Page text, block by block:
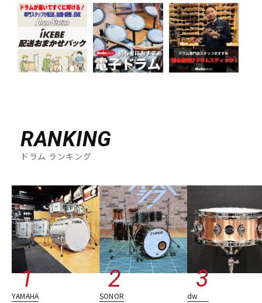
中古 ヴィンテージ
RANKING
ドラム ランキング
YAMAHA SONOR dw